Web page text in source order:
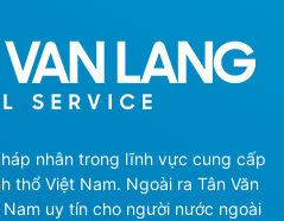
nhân trong lĩnh vực cung cấp
thổ Việt Nam. Ngoài ra Tân Văn
uy tín cho người nước ngoài